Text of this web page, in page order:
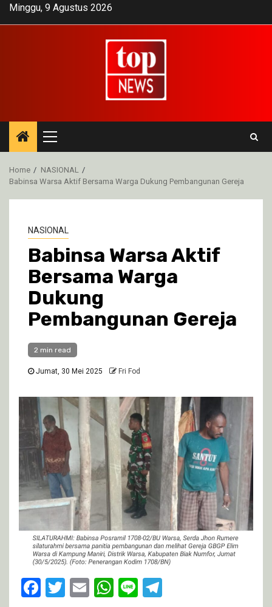
SkipMinggu, 9 Agustus 2026
Primary
Menu
Home
NASIONAL
Babinsa Warsa Aktif Bersama Warga Dukung Pembangunan Gereja
NASIONAL
Babinsa Warsa Aktif
Bersama Warga
Dukung
Pembangunan Gereja
2 min read
Jumat, 30 Mei 2025 Fri Fod
Facebook
Twitter
EmailWhatsApp
Line